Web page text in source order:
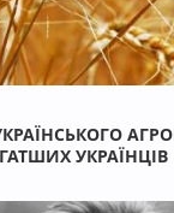
УКРАЇНЦІВ